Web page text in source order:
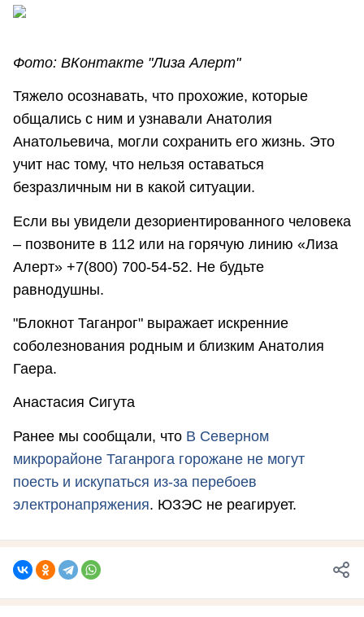
Фото: ВКонтакте "Лиза Алерт"
Тяжело осознавать, что прохожие, которые
общались с ним и узнавали Анатолия
Анатольевича, могли сохранить его жизнь. Это
учит нас тому, что нельзя оставаться
безразличным ни в какой ситуации.
Если вы увидели дезориентированного человека
– позвоните в 112 или на горячую линию «Лиза
Алерт» +7(800) 700-54-52. Не будьте
равнодушны.
"Блокнот Таганрог" выражает искренние
соболезнования родным и близким Анатолия
Гаера.
Анастасия Сигута
Ранее мы сообщали, что В Северном
микрорайоне Таганрога горожане не могут
поесть и искупаться из-за перебоев
электронапряжения. ЮЗЭС не реагирует.